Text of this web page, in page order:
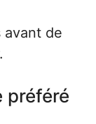
avant de
préféré